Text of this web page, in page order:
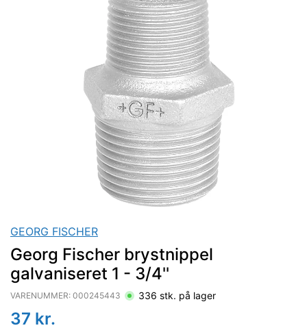
GEORG FISCHER
Georg Fischer brystnippel
galvaniseret 1 - 3/4''
VARENUMMER: 000245443 336 stk. på lager
37 kr.